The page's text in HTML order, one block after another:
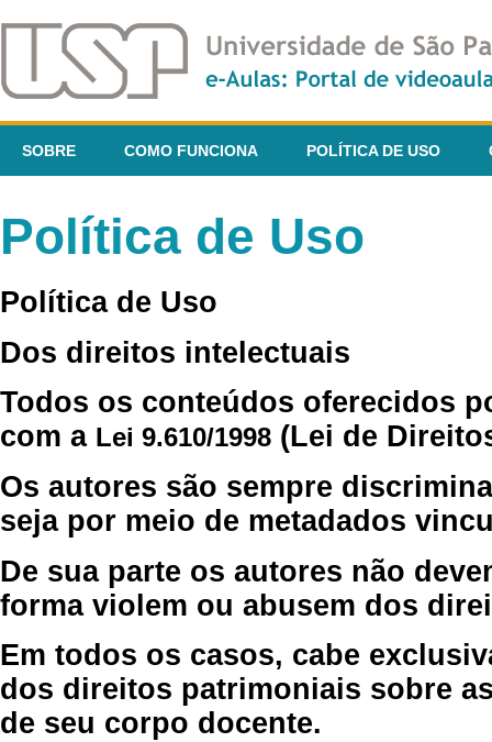
SOBRE COMO FUNCIONA POLÍTICA DE USO
Política de Uso
Política de Uso
Dos direitos intelectuais
Todos os conteúdos oferecidos
com a Lei 9.610/1998 (Lei de
Os autores são sempre
seja por meio de metadados
De sua parte os autores não
forma violem ou abusem dos
Em todos os casos, cabe
dos direitos patrimoniais sobre
de seu corpo docente.